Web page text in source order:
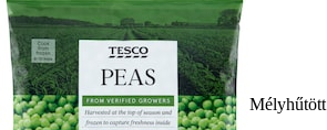
Mélyhűtött